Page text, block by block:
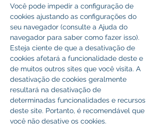
Você pode impedir a configuração de
cookies ajustando as configurações do
seu navegador (consulte a Ajuda do
navegador para saber como fazer isso).
Esteja ciente de que a desativação de
cookies afetará a funcionalidade deste e
de muitos outros sites que você visita. A
desativação de cookies geralmente
resultará na desativação de
determinadas funcionalidades e recursos
deste site. Portanto, é recomendável que
você não desative os cookies.